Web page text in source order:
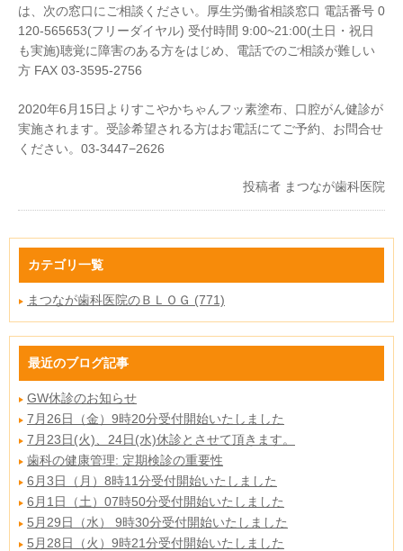
は、次の窓口にご相談ください。厚生労働省相談窓口 電話番号 0
120-565653(フリーダイヤル) 受付時間 9:00~21:00(土日・祝日
も実施)聴覚に障害のある方をはじめ、電話でのご相談が難しい
方 FAX 03-3595-2756
2020年6月15日よりすこやかちゃんフッ素塗布、口腔がん健診が
実施されます。受診希望される方はお電話にてご予約、お問合せ
ください。03-3447−2626
投稿者 まつなが歯科医院
カテゴリ一覧
まつなが歯科医院のＢＬＯＧ (771)
最近のブログ記事
GW休診のお知らせ
7月26日（金）9時20分受付開始いたしました
7月23日(火)、24日(水)休診とさせて頂きます。
歯科の健康管理: 定期検診の重要性
6月3日（月）8時11分受付開始いたしました
6月1日（土）07時50分受付開始いたしました
5月29日（水） 9時30分受付開始いたしました
5月28日（火）9時21分受付開始いたしました